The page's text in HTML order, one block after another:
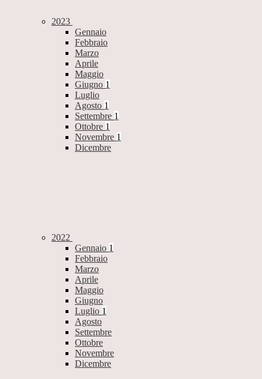
2023
Gennaio
Febbraio
Marzo
Aprile
Maggio
Giugno 1
Luglio
Agosto 1
Settembre 1
Ottobre 1
Novembre 1
Dicembre
2022
Gennaio 1
Febbraio
Marzo
Aprile
Maggio
Giugno
Luglio 1
Agosto
Settembre
Ottobre
Novembre
Dicembre